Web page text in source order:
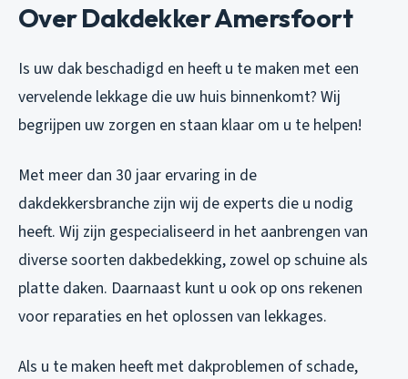
Over Dakdekker Amersfoort
Is uw dak beschadigd en heeft u te maken met een
vervelende lekkage die uw huis binnenkomt? Wij
begrijpen uw zorgen en staan klaar om u te helpen!
Met meer dan 30 jaar ervaring in de
dakdekkersbranche zijn wij de experts die u nodig
heeft. Wij zijn gespecialiseerd in het aanbrengen van
diverse soorten dakbedekking, zowel op schuine als
platte daken. Daarnaast kunt u ook op ons rekenen
voor reparaties en het oplossen van lekkages.
Als u te maken heeft met dakproblemen of schade,